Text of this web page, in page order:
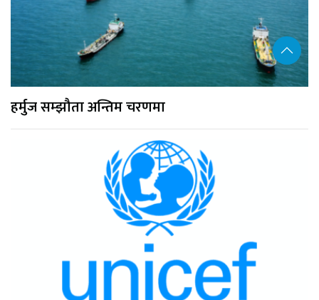
हर्मुज सम्झौता अन्तिम चरणमा